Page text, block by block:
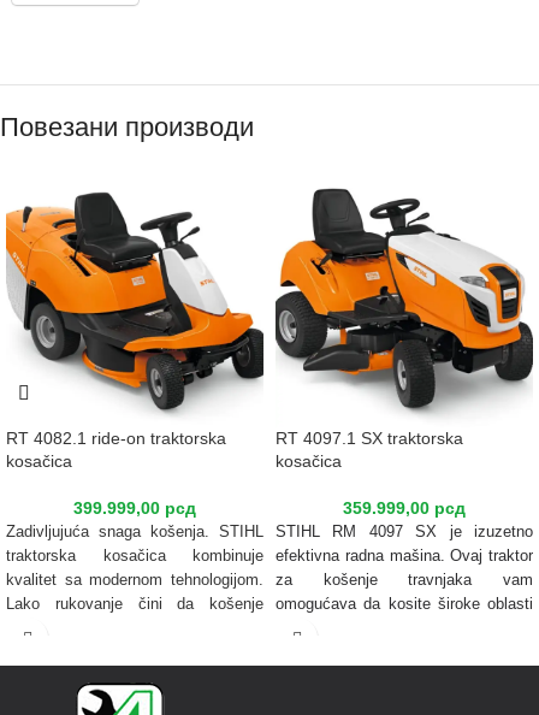
Повезани производи
RT 4082.1 ride-on traktorska
kosačica
399.999,00 рсд
Zadivljujuća snaga košenja. STIHL
traktorska kosačica kombinuje
kvalitet sa modernom tehnologijom.
Lako rukovanje čini da košenje
velikih travnjaka postane pravo
Napomena: Maksimalna količina
RT 4097.1 SX traktorska
kosačica
359.999,00 рсд
STIHL RM 4097 SX je izuzetno
efektivna radna mašina. Ovaj traktor
za košenje travnjaka vam
omogućava da kosite široke oblasti
tako da uštedite vreme, bez potrebe